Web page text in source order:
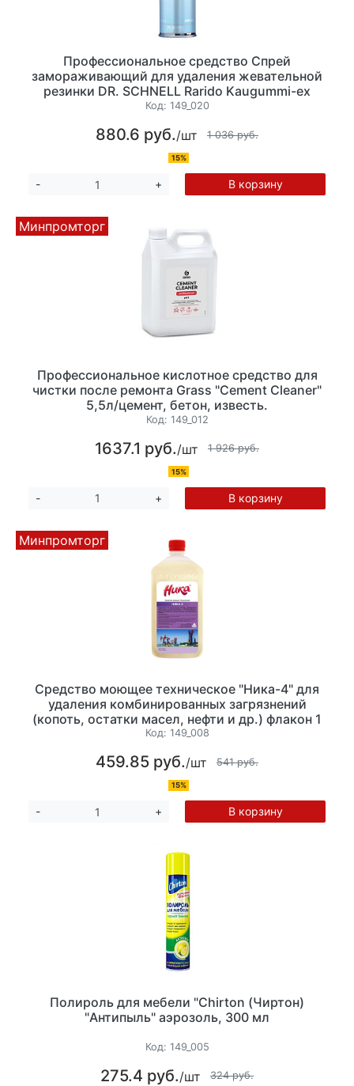
Профессиональное средство Спрей
замораживающий для удаления жевательной
резинки DR. SCHNELL Rarido Kaugummi-ex
500мл
Код: 149_020
880.6 руб./шт 1 036 руб.
15%
- + В корзину
Минпромторг
Профессиональное кислотное средство для
чистки после ремонта Grass "Cement Cleaner"
5,5л/цемент, бетон, известь.
Код: 149_012
1637.1 руб./шт 1 926 руб.
15%
- + В корзину
Минпромторг
Средство моющее техническое "Ника-4" для
удаления комбинированных загрязнений
(копоть, остатки масел, нефти и др.) флакон 1
кг
Код: 149_008
459.85 руб./шт 541 руб.
15%
- + В корзину
Полироль для мебели "Chirton (Чиртон)
"Антипыль" аэрозоль, 300 мл
Код: 149_005
275.4 руб./шт 324 руб.